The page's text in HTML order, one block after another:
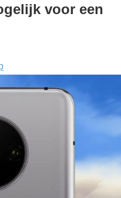
voor een